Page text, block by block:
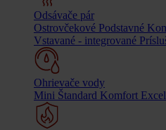
Odsávače pár
Ostrovčekové Podstavné
Vstavané - integrované
Ohrievače vody
Mini Štandard Komfort